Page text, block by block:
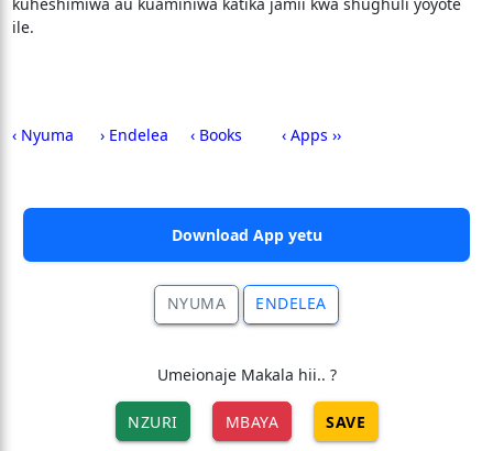
ile.
‹ Nyuma › Endelea ‹ Books ‹ Apps ››
Download App yetu
NYUMA ENDELEA
Umeionaje Makala hii.. ?
NZURI MBAYA SAVE